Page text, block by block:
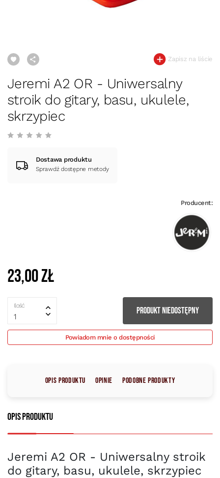
Zapisz na liście
Jeremi A2 OR - Uniwersalny
stroik do gitary, basu, ukulele,
skrzypiec
Dostawa produktu
Sprawdź dostępne metody
Producent:
23,00 zł
Ilość
1
PRODUKT NIEDOSTĘPNY
Powiadom mnie o dostępności
Opis produktu Opinie Podobne produkty
Opis produktu
Jeremi A2 OR - Uniwersalny stroik
do gitary, basu, ukulele, skrzypiec